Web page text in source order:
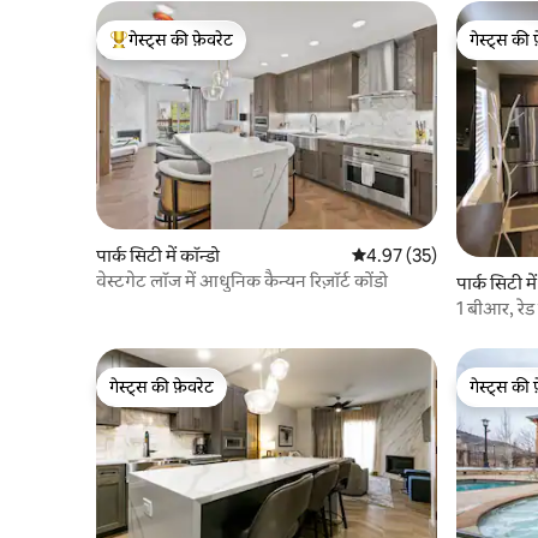
गेस्ट्स का टॉप फ़ेवरेट
गेस्ट्स की फ़ेवरेट
पार्क सिटी में कॉन्डो औसत रेटिंग 5 में से 4.97, 35
4.97 (35)
वेस्टगेट लॉज में आधुनिक कैन्यन रिज़ॉर्ट कोंडो
गेस्ट्स की
गेस्ट्स की
पार्क सिटी
1 बीआर, रेड
गेस्ट्स की फ़ेवरेट
गेस्ट्स की फ़ेवरेट
गेस्ट्स की
गेस्ट्स की